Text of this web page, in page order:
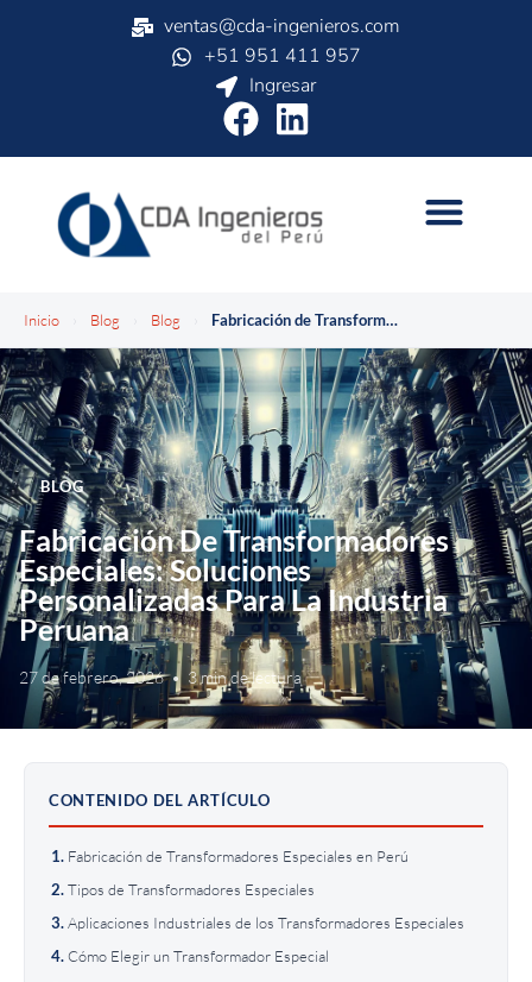
ventas@cda-ingenieros.com
+51 951 411 957
Ingresar
Inicio Blog Blog Fabricación de Transformadores Especiales: Soluciones Personalizadas para la Industria Peruana
BLOG
Fabricación De Transformadores
Especiales: Soluciones
Personalizadas Para La Industria
Peruana
27 de febrero, 2026 • 3 min de lectura
CONTENIDO DEL ARTÍCULO
Fabricación de Transformadores Especiales en Perú
Tipos de Transformadores Especiales
Aplicaciones Industriales de los Transformadores Especiales
Cómo Elegir un Transformador Especial